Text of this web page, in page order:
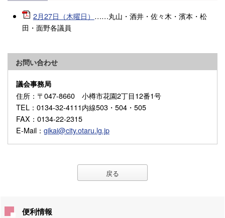
2月27日（木曜日） ……丸山・酒井・佐々木・濱本・松
田・面野各議員
お問い合わせ
議会事務局
住所 ：〒047-8660 小樽市花園2丁目12番1号
TEL ：0134-32-4111内線503・504・505
FAX ：0134-22-2315
E-Mail ： gikai@city.otaru.lg.jp
戻る
便利情報